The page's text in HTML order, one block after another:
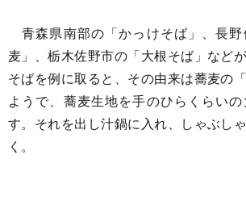
青森県南部の「かっけそば」、長
麦」、栃木佐野市の「大根そば」など
そばを例に取ると、その由来は蕎麦の
ようで、蕎麦生地を手のひらくらい
す。それを出し汁鍋に入れ、しゃぶし
く。